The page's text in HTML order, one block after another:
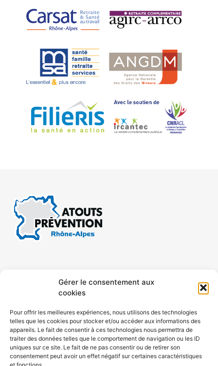
Gérer le consentement aux
cookies
Pour offrir les meilleures expériences, nous utilisons des technologies
telles que les cookies pour stocker et/ou accéder aux informations des
appareils. Le fait de consentir à ces technologies nous permettra de
traiter des données telles que le comportement de navigation ou les ID
uniques sur ce site. Le fait de ne pas consentir ou de retirer son
consentement peut avoir un effet négatif sur certaines caractéristiques
CONTACT MENTIONS LÉGALES
ACCESSIBILITÉ
POLITIQUE DE COOKIES (UE)